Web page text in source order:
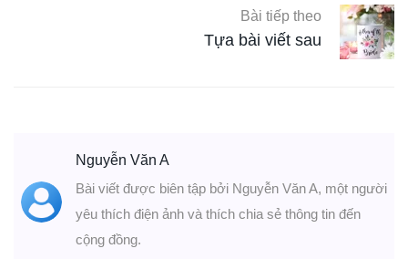
Bài tiếp theo
Tựa bài viết sau
Nguyễn Văn A
Bài viết được biên tập bởi Nguyễn Văn A, một người
yêu thích điện ảnh và thích chia sẻ thông tin đến
cộng đồng.